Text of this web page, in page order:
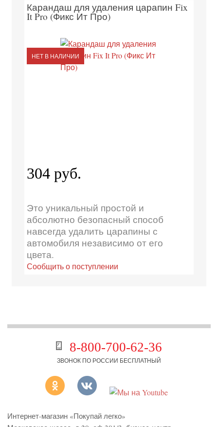
Карандаш для удаления царапин Fix
It Pro (Фикс Ит Про)
НЕТ В НАЛИЧИИ
304 руб.
Это уникальный простой и
абсолютно безопасный способ
навсегда удалить царапины с
автомобиля независимо от его
цвета.
Сообщить о поступлении
8-800-700-62-36
ЗВОНОК ПО РОССИИ БЕСПЛАТНЫЙ
Интернет-магазин «Покупай легко»